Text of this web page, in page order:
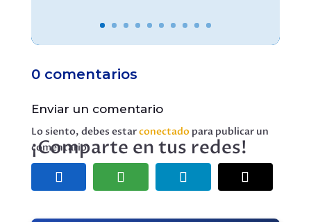
0 comentarios
Enviar un comentario
Lo siento, debes estarconectadopara publicar un
comentario.
¡Comparte en tus redes!